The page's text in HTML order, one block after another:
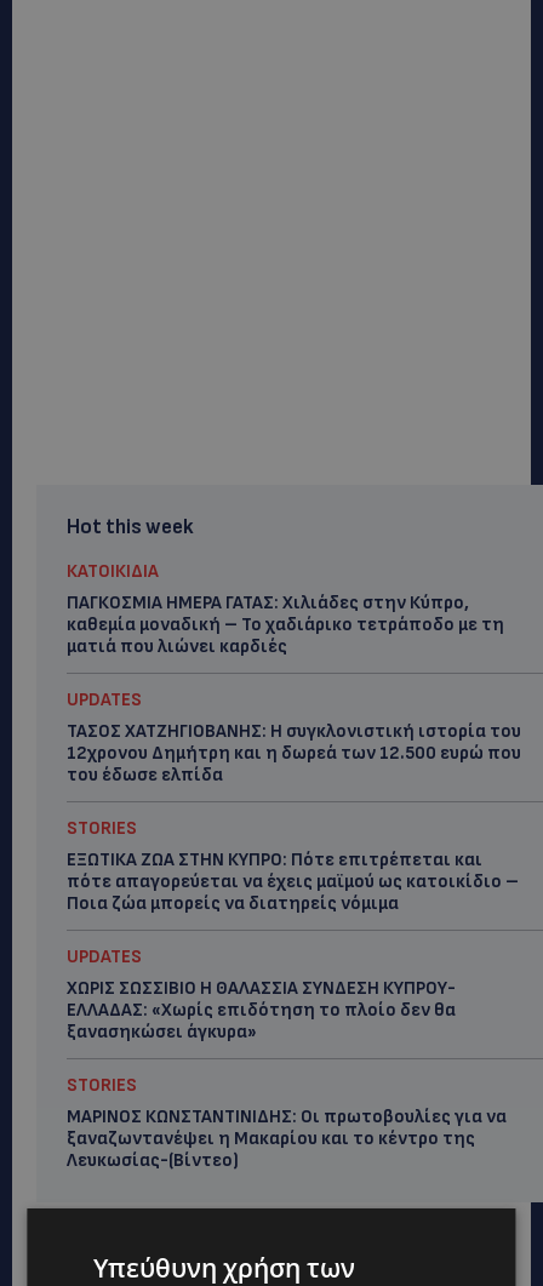
Hot this week
ΚΑΤΟΙΚΙΔΙΑ
ΠΑΓΚΟΣΜΙΑ ΗΜΕΡΑ ΓΑΤΑΣ: Χιλιάδες στην Κύπρο,
καθεμία μοναδική – Το χαδιάρικο τετράποδο με τη
ματιά που λιώνει καρδιές
UPDATES
ΤΑΣΟΣ ΧΑΤΖΗΓΙΟΒΑΝΗΣ: Η συγκλονιστική ιστορία του
12χρονου Δημήτρη και η δωρεά των 12.500 ευρώ που
του έδωσε ελπίδα
STORIES
ΕΞΩΤΙΚΑ ΖΩΑ ΣΤΗΝ ΚΥΠΡΟ: Πότε επιτρέπεται και
πότε απαγορεύεται να έχεις μαϊμού ως κατοικίδιο –
Ποια ζώα μπορείς να διατηρείς νόμιμα
UPDATES
ΧΩΡΙΣ ΣΩΣΣΙΒΙΟ Η ΘΑΛΑΣΣΙΑ ΣΥΝΔΕΣΗ ΚΥΠΡΟΥ-
ΕΛΛΑΔΑΣ: «Χωρίς επιδότηση το πλοίο δεν θα
ξανασηκώσει άγκυρα»
STORIES
ΜΑΡΙΝΟΣ ΚΩΝΣΤΑΝΤΙΝΙΔΗΣ: Οι πρωτοβουλίες για να
ξαναζωντανέψει η Μακαρίου και το κέντρο της
Λευκωσίας-(Βίντεο)
Υπεύθυνη χρήση των